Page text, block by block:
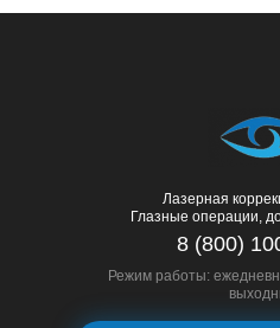
Лазерная
Глазные операции,
8 (800)
Режим работы: